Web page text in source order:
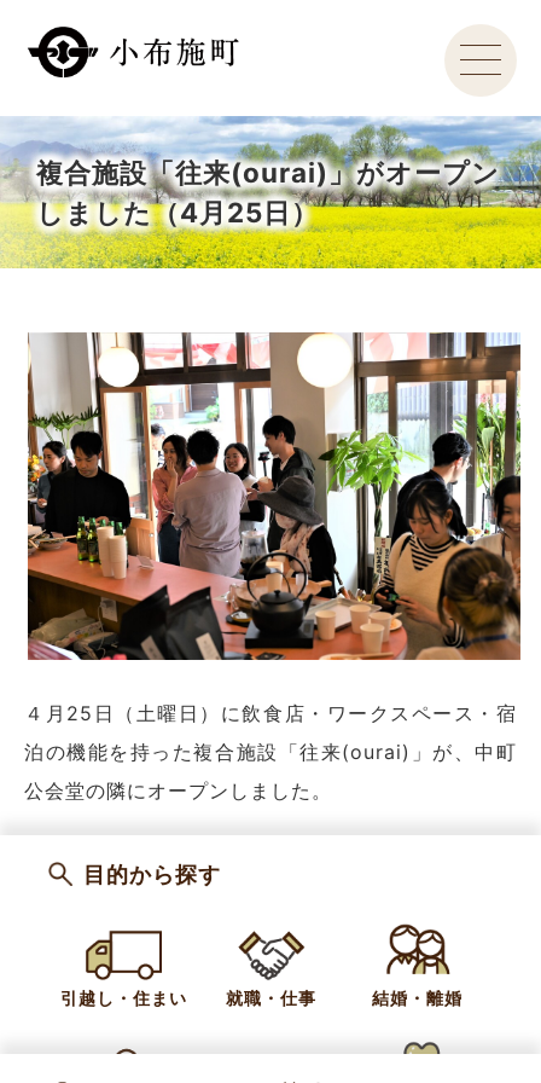
複合施設「往来(ourai)」がオープン
しました（4月25日）
４月25日（土曜日）に飲食店・ワークスペース・宿
泊の機能を持った複合施設「往来(ourai)」が、中町
公会堂の隣にオープンしました。
「往来」は、もともと豆腐屋として営まれていた店舗
ベーションしてできた施設です。
当日はたくさんの関係者とその友人・知人や報道陣が
集まりました。加えて、知らずに通りかかった近所の
目的から探す
引越し・住まい 就職・仕事 結婚・離婚